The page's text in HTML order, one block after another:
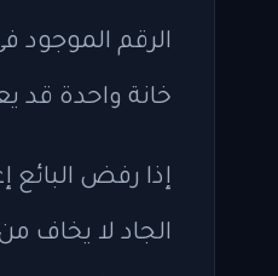
الرقم الموجود
خانة واحدة قد
الجاد لا يخاف